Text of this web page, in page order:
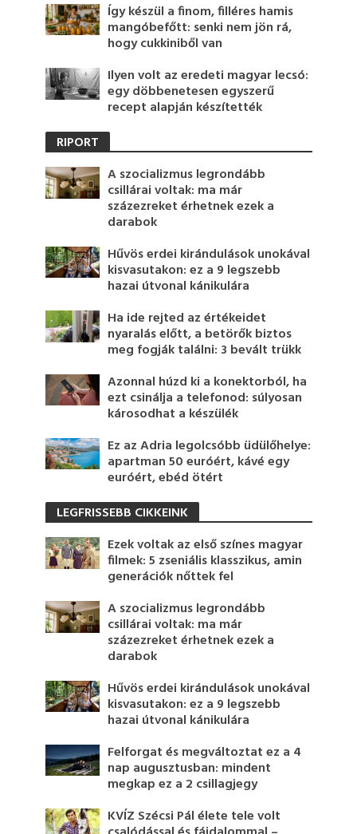
Így készül a finom, filléres hamis
mangóbefőtt: senki nem jön rá,
hogy cukkiniből van
Ilyen volt az eredeti magyar lecsó:
egy döbbenetesen egyszerű
recept alapján készítették
RIPORT
A szocializmus legrondább
csillárai voltak: ma már
százezreket érhetnek ezek a
darabok
Hűvös erdei kirándulások unokával
kisvasutakon: ez a 9 legszebb
hazai útvonal kánikulára
Ha ide rejted az értékeidet
nyaralás előtt, a betörők biztos
meg fogják találni: 3 bevált trükk
Azonnal húzd ki a konektorból, ha
ezt csinálja a telefonod: súlyosan
károsodhat a készülék
Ez az Adria legolcsóbb üdülőhelye:
apartman 50 euróért, kávé egy
euróért, ebéd ötért
LEGFRISSEBB CIKKEINK
Ezek voltak az első színes magyar
filmek: 5 zseniális klasszikus, amin
generációk nőttek fel
A szocializmus legrondább
csillárai voltak: ma már
százezreket érhetnek ezek a
darabok
Hűvös erdei kirándulások unokával
kisvasutakon: ez a 9 legszebb
hazai útvonal kánikulára
Felforgat és megváltoztat ez a 4
nap augusztusban: mindent
megkap ez a 2 csillagjegy
KVÍZ Szécsi Pál élete tele volt